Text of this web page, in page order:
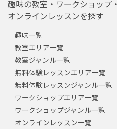
趣味の教室・ワークショップ・
オンラインレッスンを探す
趣味一覧
教室エリア一覧
教室ジャンル一覧
無料体験レッスンエリア一覧
無料体験レッスンジャンル一覧
ワークショップエリア一覧
ワークショップジャンル一覧
オンラインレッスン一覧